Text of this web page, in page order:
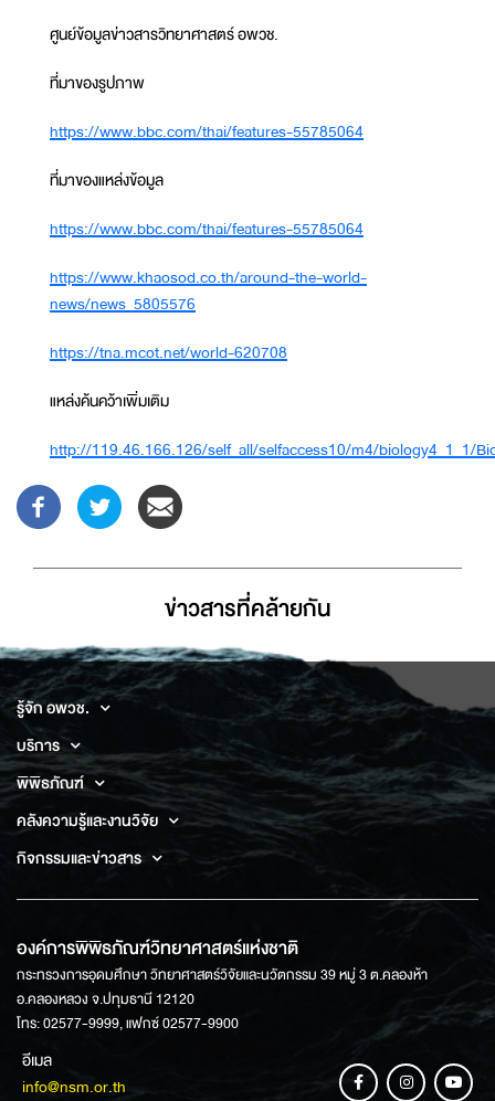
ศูนย์ข้อมูลข่าวสารวิทยาศาสตร์ อพวช.
ที่มาของรูปภาพ
https://www.bbc.com/thai/features-55785064
ที่มาของแหล่งข้อมูล
https://www.bbc.com/thai/features-55785064
https://www.khaosod.co.th/around-the-world-
news/news_5805576
https://tna.mcot.net/world-620708
แหล่งค้นคว้าเพิ่มเติม
http://119.46.166.126/self_all/selfaccess10/m4/biology4_1_1/
ข่าวสารที่่คล้ายกัน
รู้จัก อพวช.
บริการ
พิพิธภัณฑ์
คลังความรู้และงานวิจัย
กิจกรรมและข่าวสาร
องค์การพิพิธภัณฑ์วิทยาศาสตร์แห่งชาติ
กระทรวงการอุดมศึกษา วิทยาศาสตร์วิจัยและนวัตกรรม 39 หมู่ 3 ต.คลองห้า
อ.คลองหลวง จ.ปทุมธานี 12120
โทร: 02577-9999, แฟกซ์ 02577-9900
อีเมล
info@nsm.or.th